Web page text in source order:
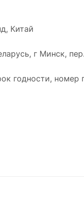
Китай
г Минск,
годности, номер